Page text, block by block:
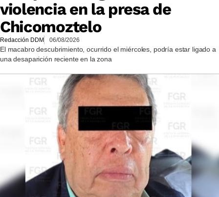
violencia en la presa de
Chicomoztelo
Redacción DDM 06/08/2026
El macabro descubrimiento, ocurrido el miércoles, podría estar ligado a
una desaparición reciente en la zona